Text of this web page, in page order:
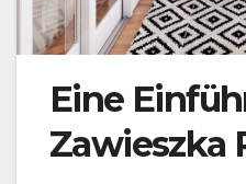
Eine
Zawieszka